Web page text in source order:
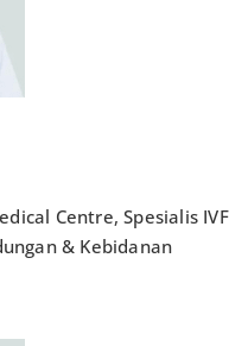
Centre,Spesialis IVF
& Kebidanan